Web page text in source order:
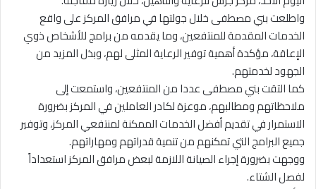
واطلعت بني مصطفى خلال جولتها في مرافق المركز على واقع
الخدمات المقدمة للمنتفعين، وما يقدمه من برامج للأشخاص ذوي
الإعاقة، مؤكدة أهمية توفير الرعاية المثلى لهم، وبذل المزيد من
الجهود لخدمتهم.
كما التقت بني مصطفى عددا من المنتفعين، واستمعت إلى
ملاحظاتهم ومطالبهم، موعزة لكادر العاملين في المركز بضرورة
الاستمرار في تقديم أفضل الخدمات الممكنة لمنتفعي المركز، وتوفير
جميع البرامج التي تمكنهم من تنمية قدراتهم ومهاراتهم.
ووجهت بضرورة إجراء الصيانة اللازمة لبعض مرافق المركز استعداداً
لفصل الشتاء.